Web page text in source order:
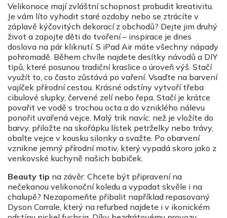
Velikonoce mají zvláštní schopnost probudit kreativitu.
Je vám líto vyhodit staré ozdoby nebo se ztrácíte v
záplavě kýčovitých dekorací z obchodů? Dejte jim druhý
život a zapojte děti do tvoření – inspirace je dnes
doslova na pár kliknutí. S iPad Air máte všechny nápady
pohromadě. Během chvíle najdete desítky návodů a DIY
tipů, které posunou tradiční kraslice o úroveň výš. Stačí
využít to, co často zůstává po vaření. Vsaďte na barvení
vajíček přírodní cestou. Krásné odstíny vytvoří třeba
cibulové slupky, červené zelí nebo řepa. Stačí je krátce
povařit ve vodě s trochou octa a do vzniklého nálevu
ponořit uvařená vejce. Malý trik navíc: než je vložíte do
barvy, přiložte na skořápku lístek petrželky nebo trávy,
obalte vejce v kousku silonky a svažte. Po obarvení
vznikne jemný přírodní motiv, který vypadá skoro jako z
venkovské kuchyně našich babiček.
Beauty tip na závěr: Chcete být připravení na
nečekanou velikonoční koledu a vypadat skvěle i na
chalupě? Nezapomeňte přibalit například repasovaný
Dyson Corrale, který na refurbed najdete i v ikonickém